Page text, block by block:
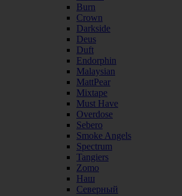
Burn
Crown
Darkside
Deus
Duft
Endorphin
Malaysian
MattPear
Mixtape
Must Have
Overdose
Sebero
Smoke Angels
Spectrum
Tangiers
Zomo
Наш
Северный